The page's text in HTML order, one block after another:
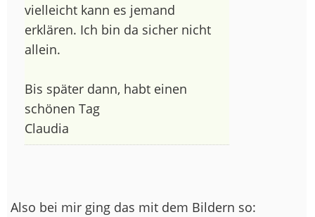
vielleicht kann es jemand
erklären. Ich bin da sicher nicht
allein.
Bis später dann, habt einen
schönen Tag
Claudia
Also bei mir ging das mit dem Bildern so: